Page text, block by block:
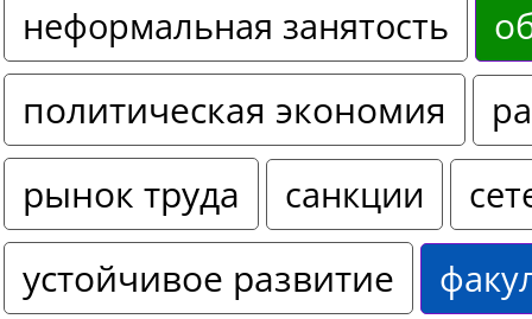
неформальная занятость
политическая экономия
рынок труда санкции
устойчивое развитие